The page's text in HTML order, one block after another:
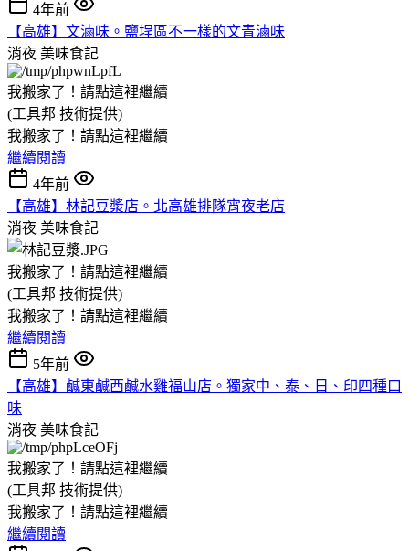
4年前
【高雄】文滷味。鹽埕區不一樣的文青滷味
消夜 美味食記
我搬家了！請點這裡繼續
(工具邦 技術提供)
我搬家了！請點這裡繼續
繼續閱讀
4年前
【高雄】林記豆漿店。北高雄排隊宵夜老店
消夜 美味食記
我搬家了！請點這裡繼續
(工具邦 技術提供)
我搬家了！請點這裡繼續
繼續閱讀
5年前
【高雄】鹹東鹹西鹹水雞福山店。獨家中、泰、日、印四種口
味
消夜 美味食記
我搬家了！請點這裡繼續
(工具邦 技術提供)
我搬家了！請點這裡繼續
繼續閱讀